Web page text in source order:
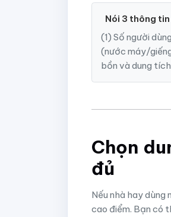
Nói 3 thông
(1) Số người
(nước máy/
bồn và dung tích
Chọn
đủ
Nếu nhà hay dùng
cao điểm. Bạn có